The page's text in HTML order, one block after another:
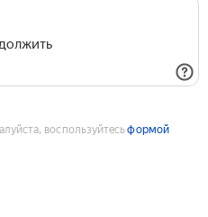
воспользуйтесьформой